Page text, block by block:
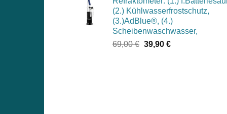
war:
1.049,00 €
ist:
994,00 €.
(2.) Kühlwasserfrostschutz,
(3.)AdBlue®, (4.)
Scheibenwaschwasser,
69,00€ Ursprünglicher
39,90 €Aktueller